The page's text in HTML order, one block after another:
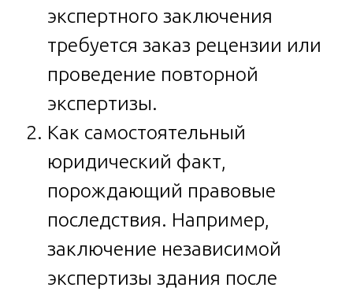
экспертного заключения
требуется заказ рецензии или
проведение повторной
экспертизы.
Как самостоятельный
юридический факт,
порождающий правовые
последствия. Например,
заключение независимой
экспертизы здания после